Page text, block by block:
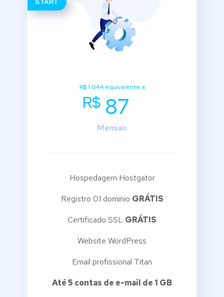
R$ 1.044 equivalente a
R$87
Mensais
Hospedagem Hostgator
Registro 01 dominio GRÁTIS
Certificado SSL GRÁTIS
Website WordPress
Email profissional Titan
Até 5 contas de e-mail de 1 GB